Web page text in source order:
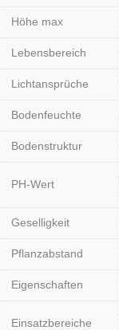
Höhe max
Lebensbereich
Lichtansprüche
Bodenfeuchte
Bodenstruktur
PH-Wert
Geselligkeit
Pflanzabstand
Eigenschaften
Einsatzbereiche